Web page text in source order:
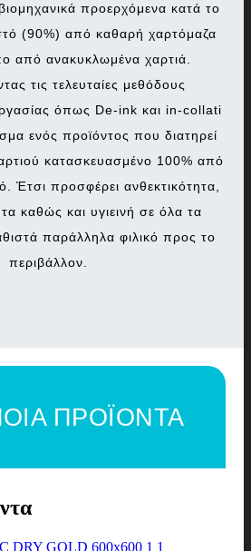
προερχόμενα κατά το
(90%) από καθαρή χαρτόμαζα
από ανακυκλωμένα χαρτιά.
τις τελευταίες μεθόδους
όπως De-ink και in-collati
ενός προϊόντος που διατηρεί
κατασκευασμένο 100% από
Έτσι προσφέρει ανθεκτικότητα,
καθώς και υγιεινή σε όλα τα
παράλληλα φιλικό προς το
περιβάλλον.
ΠΡΟΪΟΝΤΑ